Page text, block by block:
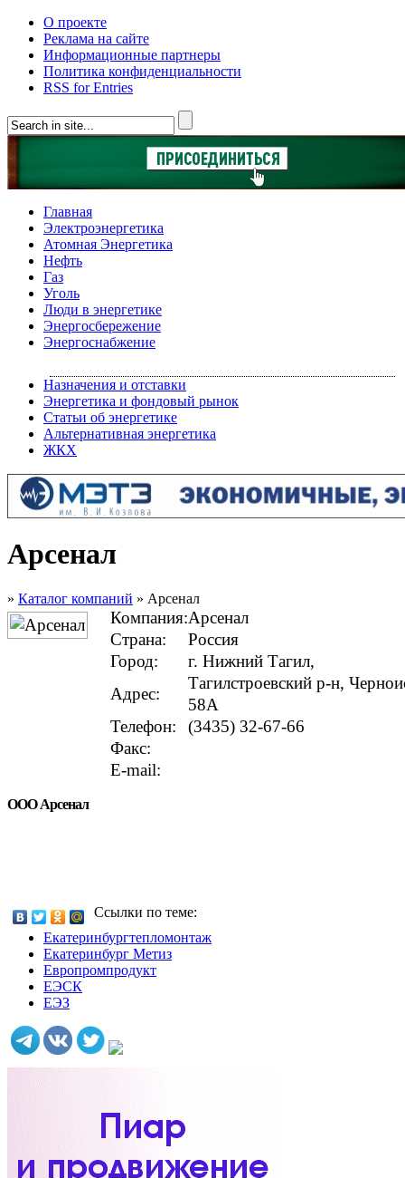
О проекте
Реклама на сайте
Информационные партнеры
Политика конфиденциальности
RSS for Entries
Главная
Электроэнергетика
Атомная Энергетика
Нефть
Газ
Уголь
Люди в энергетике
Энергосбережение
Энергоснабжение
Назначения и отставки
Энергетика и фондовый рынок
Статьи об энергетике
Альтернативная энергетика
ЖКХ
Арсенал
» Каталог компаний » Арсенал
Компания:Арсенал
Страна:
Россия
Город:
г. Нижний Тагил,
Адрес:
Тагилстроевский р-н,
58А
Телефон:
(3435) 32-67-66
Факс:
E-mail:
ООО Арсенал
Ссылки по теме:
Екатеринбургтепломонтаж
Екатеринбург Метиз
Европромпродукт
ЕЭСК
ЕЭЗ